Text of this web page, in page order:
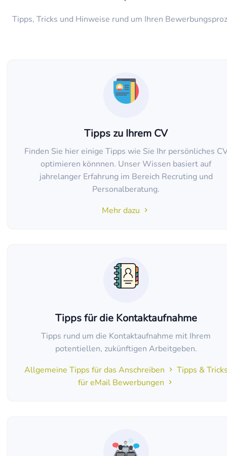
Tipps, Tricks und Hinweise rund um Ihren
Tipps zu Ihrem CV
Finden Sie hier einige Tipps wie Sie Ihr persönliches
optimieren könnnen. Unser Wissen basiert auf
jahrelanger Erfahrung im Bereich Recruting und
Personalberatung.
Mehr dazu
Tipps für die Kontaktaufnahme
Tipps rund um die Kontaktaufnahme mit Ihrem
potentiellen, zukünftigen Arbeitgeben.
Allgemeine Tipps für das Anschreiben
Tipps &
für eMail Bewerbungen